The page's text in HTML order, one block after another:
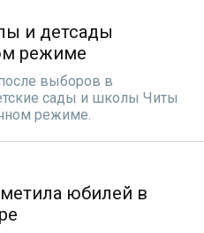
и детсады
режиме
выборов в
сады и школы Читы
режиме.
юбилей в